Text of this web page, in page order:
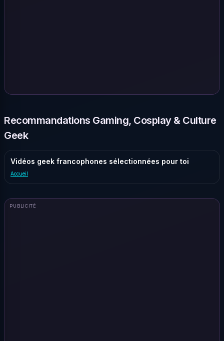
Recommandations Gaming, Cosplay & Culture
Geek
Vidéos geek francophones sélectionnées pour toi
Accueil
PUBLICITÉ